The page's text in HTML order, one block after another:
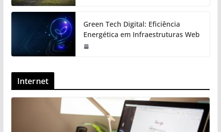
Green Tech Digital: Eficiência
Energética em Infraestruturas Web
Internet